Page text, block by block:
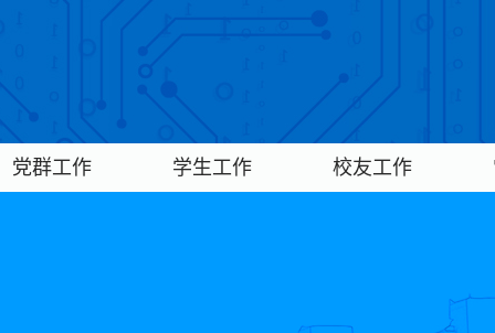
党群工作 学生工作 校友工作